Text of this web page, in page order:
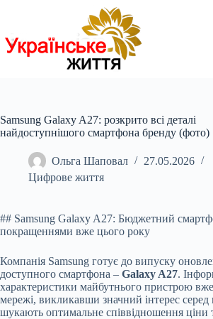
Samsung Galaxy A27: розкрито всі деталі
найдоступнішого смартфона бренду (фото)
Ольга Шаповал
27.05.2026
Цифрове життя
## Samsung Galaxy A27: Бюджетний
покращеннями вже цього року
Компанія Samsung готує до випуску
доступного смартфона – Galaxy A27.
характеристики майбутнього пристрою
мережі, викликавши значний інтерес серед
шукають оптимальне співвідношення ціни